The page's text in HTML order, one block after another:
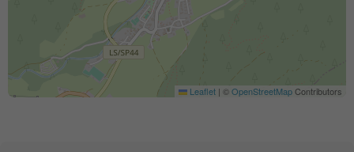
Leaflet | ©OpenStreetMapContributors